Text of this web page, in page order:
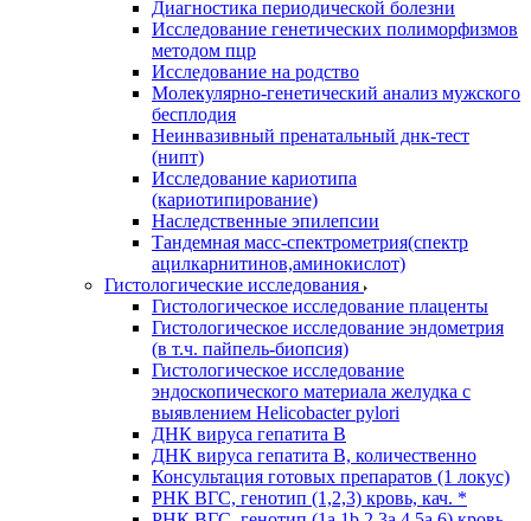
Диагностика периодической болезни
Исследование генетических полиморфизмов
методом пцр
Исследование на родство
Молекулярно-генетический анализ мужского
бесплодия
Неинвазивный пренатальный днк-тест
(нипт)
Исследование кариотипа
(кариотипирование)
Наследственные эпилепсии
Тандемная масс-спектрометрия(спектр
ацилкарнитинов,аминокислот)
Гистологические исследования
Гистологическое исследование плаценты
Гистологическое исследование эндометрия
(в т.ч. пайпель-биопсия)
Гистологическое исследование
эндоскопического материала желудка с
выявлением Helicobacter pylori
ДНК вируса гепатита B
ДНК вируса гепатита B, количественно
Консультация готовых препаратов (1 локус)
РНК ВГC, генотип (1,2,3) кровь, кач. *